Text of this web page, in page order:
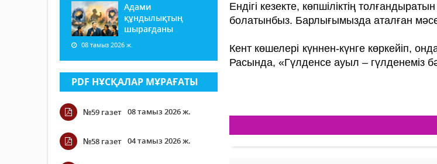
Адами
құндылықтың
шырағданы
08 тамыз 2026 ж.
PDF НҰСҚАЛАР МҰРАҒАТЫ
№59 газет 08 тамыз 2026 ж.
№58 газет 04 тамыз 2026 ж.
Ендігі кезекте, көпшіліктің
болатынбыз. Бар­лығымызда аталған
Кент көшелері күннен-күнге көркейіп,
Расында, «Гүлденсе ауыл – гүл­денеміз